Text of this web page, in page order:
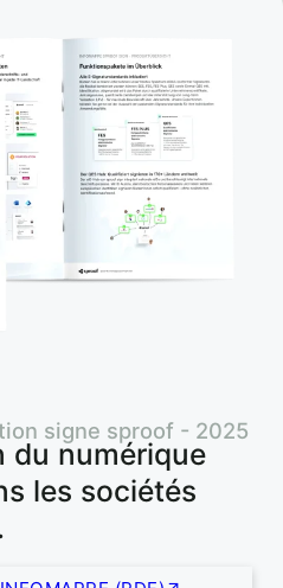
du numérique
les sociétés
signe sproof - 2025